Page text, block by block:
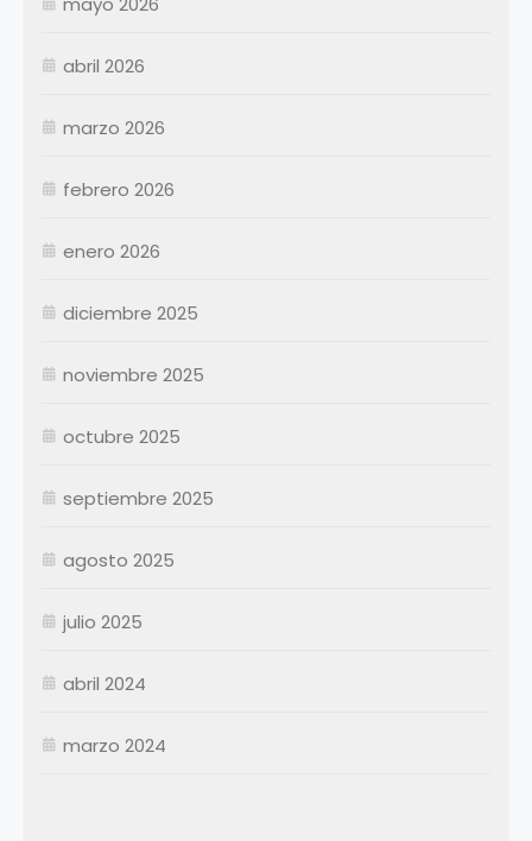
Enero
Marzo
Junio
Agosto
Noviembre
Resumen Permanentes
Junio
Agosto
Noviembre
Resumen Permanentes
abril 2026
marzo 2026
febrero 2026
enero 2026
diciembre 2025
noviembre 2025
octubre 2025
septiembre 2025
agosto 2025
julio 2025
abril 2024
marzo 2024